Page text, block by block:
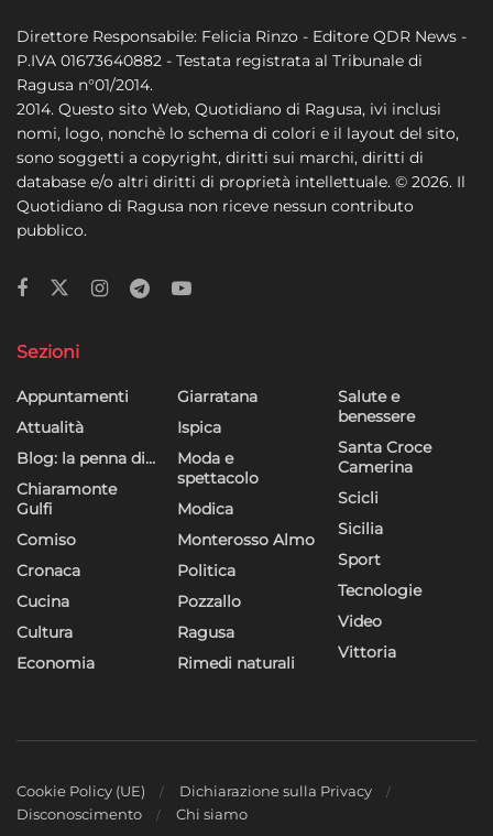
Direttore Responsabile: Felicia Rinzo - Editore QDR News -
P.IVA 01673640882 - Testata registrata al Tribunale di
Ragusa n°01/2014.
2014. Questo sito Web, Quotidiano di Ragusa, ivi inclusi
nomi, logo, nonchè lo schema di colori e il layout del sito,
sono soggetti a copyright, diritti sui marchi, diritti di
database e/o altri diritti di proprietà intellettuale. © 2026. Il
Quotidiano di Ragusa non riceve nessun contributo
pubblico.
Sezioni
Appuntamenti
Attualità
Blog: la penna di…
Chiaramonte
Gulfi
Comiso
Cronaca
Cucina
Cultura
Economia
Giarratana
Ispica
Moda e
spettacolo
Modica
Monterosso Almo
Politica
Pozzallo
Ragusa
Rimedi naturali
Salute e
benessere
Santa Croce
Camerina
Scicli
Sicilia
Sport
Tecnologie
Video
Vittoria
Cookie Policy (UE)
Dichiarazione sulla Privacy
Disconoscimento
Chi siamo